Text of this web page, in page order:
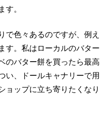
す。
で色々あるのですが、例え
す。私はローカルのバター
のバター餅を買ったら最高
い、ドールキャナリーで用
ョップに立ち寄りたくなり